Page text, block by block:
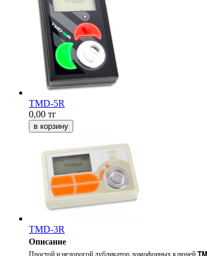
TMD-5R
0,00 тг
TMD-3R
Описание
Простой и недорогой дубликатор домофонных ключей